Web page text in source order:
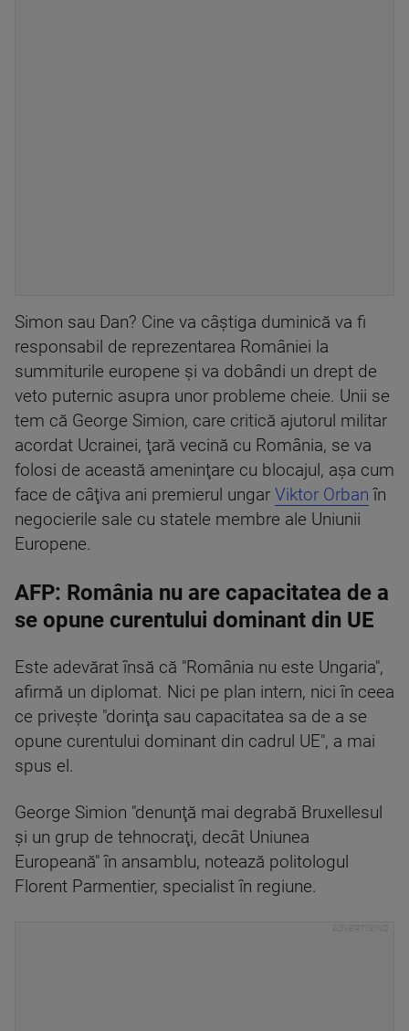
Simon sau Dan? Cine va câştiga duminică va fi
responsabil de reprezentarea României la
summiturile europene şi va dobândi un drept de
veto puternic asupra unor probleme cheie. Unii se
tem că George Simion, care critică ajutorul militar
acordat Ucrainei, ţară vecină cu România, se va
folosi de această ameninţare cu blocajul, aşa cum
face de câţiva ani premierul ungar Viktor Orban în
negocierile sale cu statele membre ale Uniunii
Europene.
AFP: România nu are capacitatea de a
se opune curentului dominant din UE
Este adevărat însă că "România nu este Ungaria",
afirmă un diplomat. Nici pe plan intern, nici în ceea
ce priveşte "dorinţa sau capacitatea sa de a se
opune curentului dominant din cadrul UE", a mai
spus el.
George Simion "denunţă mai degrabă Bruxellesul
şi un grup de tehnocraţi, decât Uniunea
Europeană" în ansamblu, notează politologul
Florent Parmentier, specialist în regiune.